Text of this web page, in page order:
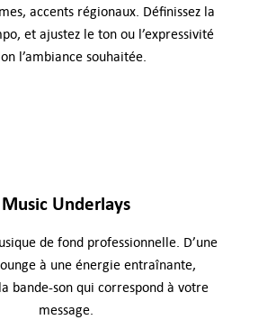
accents régionaux. Définissez la
et ajustez le ton ou l’expressivité
l’ambiance souhaitée.
Music Underlays
de fond professionnelle. D’une
à une énergie entraînante,
bande-son qui correspond à votre
message.